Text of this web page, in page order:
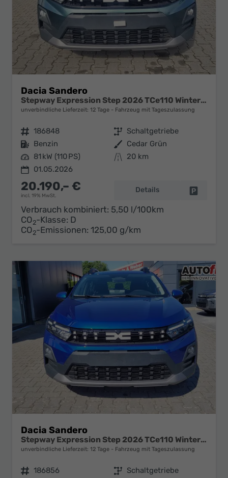
Dacia Sandero
Stepway Expression Step 2026 TCe110 Winter Paket
unverbindliche Lieferzeit: 12 Tage Fahrzeug mit Tageszulassung
Fahrzeugnr. 186848 Getriebe Schaltgetriebe
Kraftstoff Benzin Außenfarbe Cedar Grün
Leistung 81 kW (110 PS) Kilometerstand
20 km
01.05.2026
20.190,– €
incl. 19% MwSt.
Details
Verbrauch kombiniert: 5,50 l/100km
CO2-Klasse: D
CO2-Emissionen: 125,00 g/km
Dacia Sandero
Stepway Expression Step 2026 TCe110 Winter Paket
unverbindliche Lieferzeit: 12 Tage Fahrzeug mit Tageszulassung
Fahrzeugnr. 186856 Getriebe Schaltgetriebe